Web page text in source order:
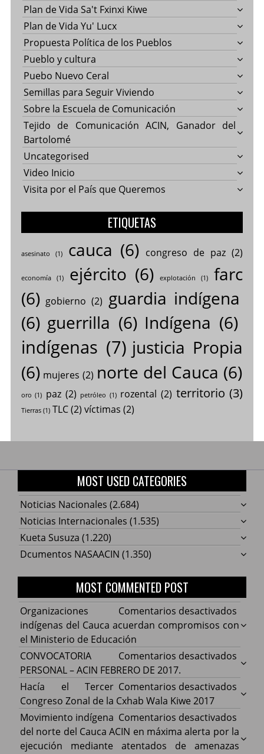
Plan de Vida Sa't Fxinxi Kiwe
Plan de Vida Yu' Lucx
Propuesta Política de los Pueblos
Pueblo y cultura
Puebo Nuevo Ceral
Semillas para Seguir Viviendo
Sobre la Escuela de Comunicación
Tejido de Comunicación ACIN, Ganador del
Bartolomé
Uncategorised
Video Inicio
Visita por el País que Queremos
ETIQUETAS
asesinato (1) cauca (6) congreso de paz(2)
economía(1) ejército (6) explotación (1)
farc
(6) gobierno (2) guardia indígena
(6) guerrilla (6) Indígena (6)
indígenas (7) justicia Propia
(6) mujeres (2) norte del Cauca (6)
oro (1) paz (2) petróleo (1) rozental (2) territorio (3)
Tierras(1) TLC(2) víctimas (2)
MOST USED CATEGORIES
Noticias Nacionales (2.684)
Noticias Internacionales (1.535)
Kueta Susuza (1.220)
Dcumentos NASAACIN (1.350)
MOST COMMENTED POST
Comentarios desactivados
Cauca
con
Organizaciones
indígenas del Cauca acuerdan compromisos con
el Ministerio de Educación
Comentarios desactivados
ACIN
DE
CONVOCATORIA
PERSONAL – ACIN FEBRERO DE 2017.
Comentarios desactivados
Hacía
Hacía el Tercer
Congreso Zonal de la Cxhab Wala Kiwe 2017
Comentarios desactivados
Movimiento indígena
del norte del Cauca ACIN en máxima alerta por la
ejecución mediante atentados de amenazas